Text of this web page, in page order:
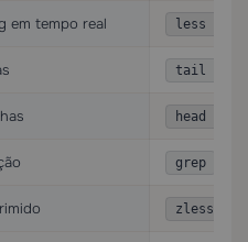
em tempo real less +F
tail -n N
head -n N
grep
zless